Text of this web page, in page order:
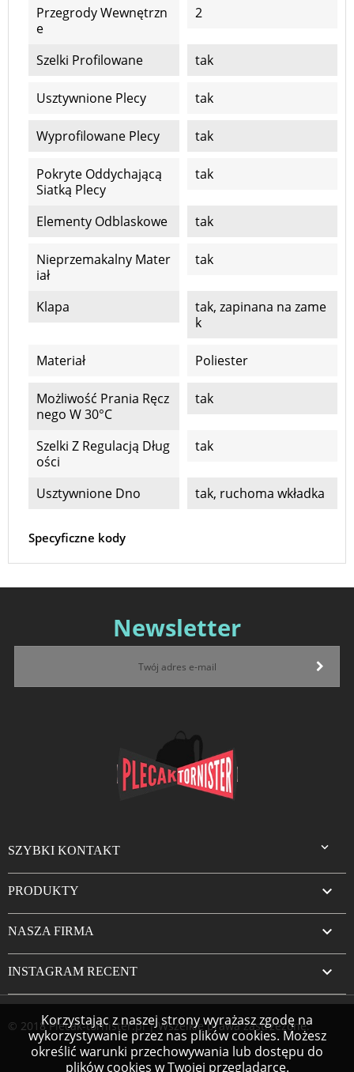
Przegrody Wewnętrzn
E
2
Szelki Profilowane tak
Usztywnione Plecy tak
Wyprofilowane Plecy tak
Pokryte Oddychającą
Siatką Plecy
tak
Elementy Odblaskowe tak
Nieprzemakalny Mater
Iał
tak
Klapa
tak, zapinana na zame
k
Materiał Poliester
Możliwość Prania Ręcz
Nego W 30°C
tak
Szelki Z Regulacją Dług
Ości
tak
Usztywnione Dno tak, ruchoma wkładka
Specyficzne kody
Newsletter
SZYBKI KONTAKT 
PRODUKTY 
NASZA FIRMA 
INSTAGRAM RECENT 
© 2018 Plecak-tornister.pl | Wszelkie prawa zastrzeżone.
Korzystając z naszej strony wyrażasz zgodę na
wykorzystywanie przez nas plików cookies. Możesz
określić warunki przechowywania lub dostępu do
plików cookies w Twojej przeglądarce.